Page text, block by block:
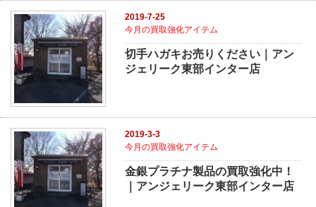
2019-7-25
今月の買取強化アイテム
切手ハガキお売りください｜アン
ジェリーク東部インター店
2019-3-3
今月の買取強化アイテム
金銀プラチナ製品の買取強化中！
｜アンジェリーク東部インター店